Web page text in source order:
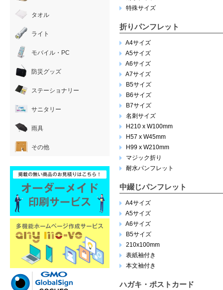
特殊サイズ
折りパンフレット
A4サイズ
A5サイズ
A6サイズ
A7サイズ
B5サイズ
B6サイズ
B7サイズ
名刺サイズ
H210 x W100mm
H57 x W45mm
H99 x W210mm
マジック折り
耐水パンフレット
中綴じパンフレット
A4サイズ
A5サイズ
A6サイズ
B5サイズ
210x100mm
表紙袖付き
本文袖付き
ハガキ・ポストカード
タオル
ライト
モバイル・PC
防災グッズ
ステーショナリー
サニタリー
雨具
その他